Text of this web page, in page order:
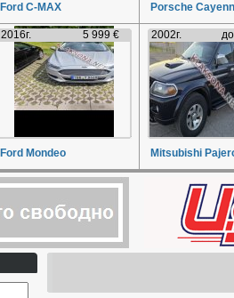
Ford C-MAX Porsche
2016г. 5 999 €
Ford Mondeo
2002г.
Mitsubishi